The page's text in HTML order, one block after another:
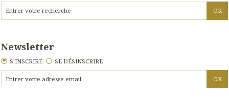
Newsletter
S'INSCRIRE SE DÉSINSCRIRE